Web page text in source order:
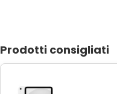
Prodotti consigliati